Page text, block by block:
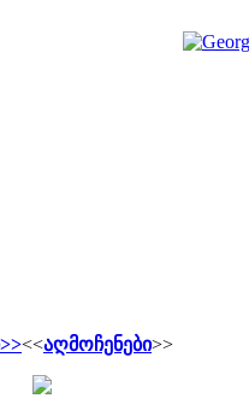
>><<აღმოჩენები>>